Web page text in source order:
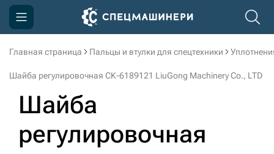
Главная страница Пальцы и втулки для спецтехники
Шайба регулировочная СК-6189121 LiuGong Machinery Cо., LTD
Шайба
регулировочная
Компания
Доставка и оплата
Информация